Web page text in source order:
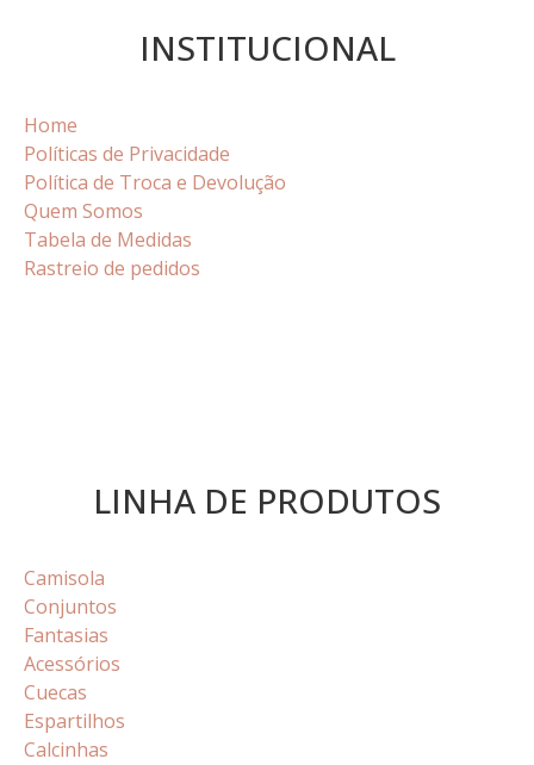
INSTITUCIONAL
Home
Políticas de Privacidade
Política de Troca e Devolução
Quem Somos
Tabela de Medidas
Rastreio de pedidos
LINHA DE PRODUTOS
Camisola
Conjuntos
Fantasias
Acessórios
Cuecas
Espartilhos
Calcinhas